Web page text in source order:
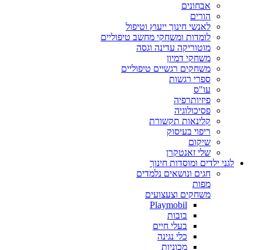
אבחונים
הורים
לאנשי חינוך ייעוץ וטיפול
לומדות ומשחקי מחשב טיפוליים
מוטוריקה עדינה וגסה
משחקי דמיון
משחקים רגשיים טיפוליים
ספרי רגשות
עו"ס
פיזיותרפיה
פסיכולוגיה
קלינאות תקשורת
ריפוי בעיסוק
שיקום
שלי זאנטקרן
לגני ילדים ומוסדות חינוך
חגים ונושאים נלמדים
מפות
משחקים וצעצועים
Playmobil
בובות
בעלי חיים
כלי נגינה
מכוניות